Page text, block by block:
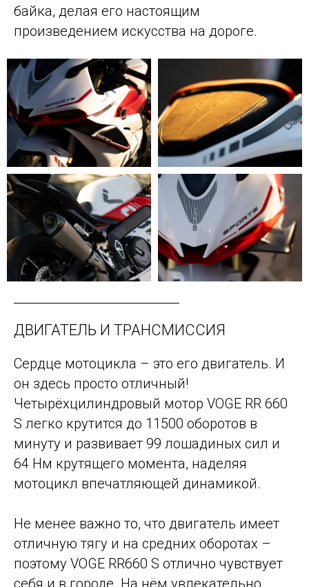
байка, делая его настоящим
произведением искусства на дороге.
ДВИГАТЕЛЬ И ТРАНСМИССИЯ
Сердце мотоцикла – это его двигатель. И
он здесь просто отличный!
Четырёхцилиндровый мотор VOGE RR 660
S легко крутится до 11500 оборотов в
минуту и развивает 99 лошадиных сил и
64 Нм крутящего момента, наделяя
мотоцикл впечатляющей динамикой.
Не менее важно то, что двигатель имеет
отличную тягу и на средних оборотах –
поэтому VOGE RR660 S отлично чувствует